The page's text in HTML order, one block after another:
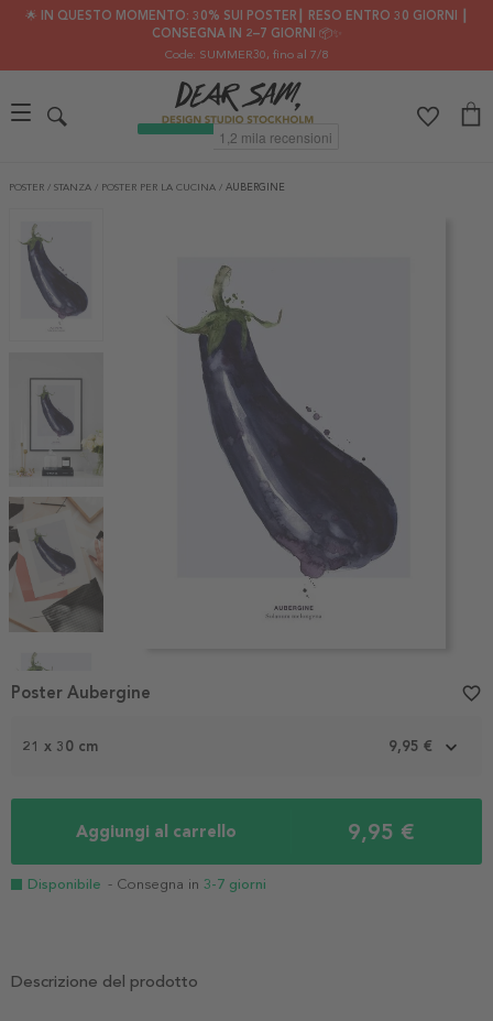
🌟 IN QUESTO MOMENTO: 30% SUI POSTER┃ RESO ENTRO 30 GIORNI ┃
CONSEGNA IN 2–7 GIORNI 📦✨
Code: SUMMER30, fino al 7/8
POSTER / STANZA / POSTER PER LA CUCINA / AUBERGINE
1
21 x 30 cm 9,95 €
Aggiungi al carrello 9,95 €
Disponibile - Consegna in 3-7 giorni
Poster Aubergine favorite_border
Descrizione del prodotto